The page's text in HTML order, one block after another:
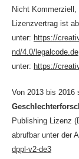
Nicht
Lizenzvertrag ist
unter: https://
nd/4.0/legalcode.de
unter: https://
Von 2013 bis 2016
Publishing Lizenz
abrufbar unter der
dppl-v2-de3